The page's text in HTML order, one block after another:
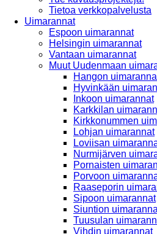
Tietoa verkkopalvelusta
Uimarannat
Espoon uimarannat
Helsingin uimarannat
Vantaan uimarannat
Muut Uudenmaan
Hangon
Hyvinkään
Inkoon uimarannat
Karkkilan
Kirkkonummen
Lohjan uimarannat
Loviisan
Nurmijärven
Pornaisten
Porvoon
Raaseporin
Sipoon uimarannat
Siuntion
Tuusulan
Vihdin uimarannat